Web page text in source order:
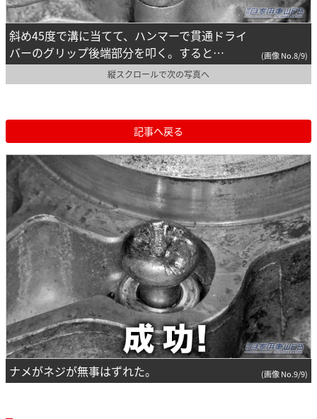
斜め45度で溝に当てて、ハンマーで貫通ドライ
バーのグリップ後端部分を叩く。すると…
(画像 No.8/9)
縦スクロールで次の写真へ
記事へ戻る
ナメがネジが無事はずれた。 (画像 No.9/9)